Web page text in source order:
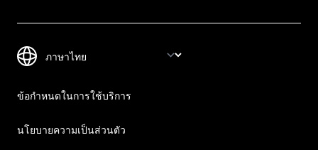
ข้อกำหนดในการใช้บริการ
นโยบายความเป็นส่วนตัว